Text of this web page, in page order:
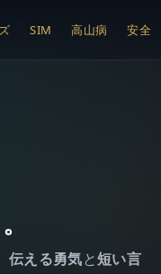
SIM 高山病 安全
伝える勇気と短い言